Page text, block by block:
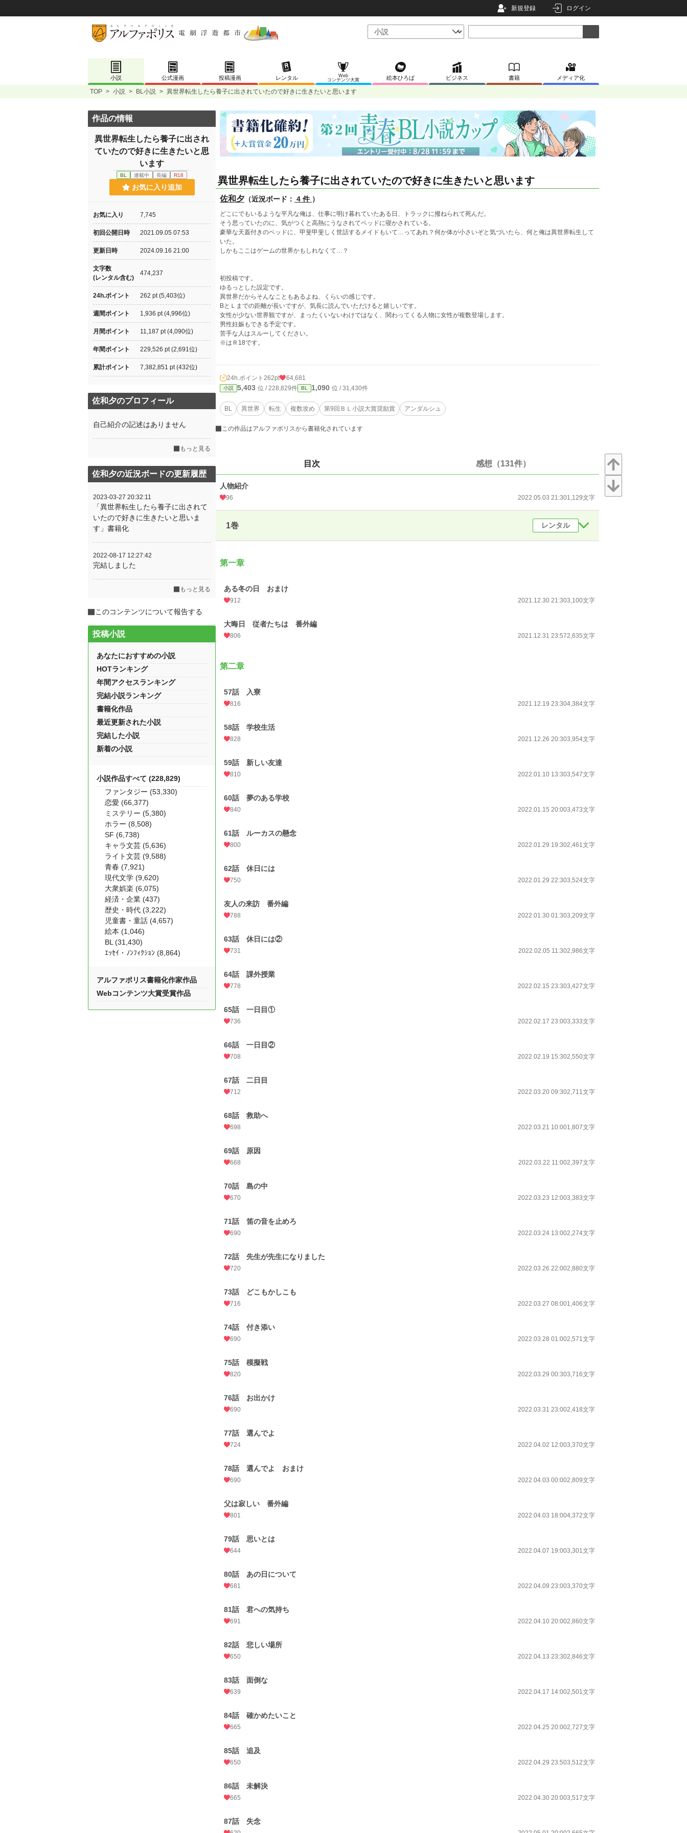
新規登録 ログイン
小説 公式漫画 投稿漫画 レンタル
Web
コンテンツ大賞
絵本ひろば ビジネス 書籍 メディア化
TOP > 小説 > BL小説 > 異世界転生したら養子に出されていたので好きに生きたいと思います
異世界転生したら養子に出されていたので好きに生きたいと思います
佐和夕 （近況ボード： 4 件 ）
どこにでもいるような平凡な俺は、仕事に明け暮れていたある日、トラックに撥ねられて死んだ。
そう思っていたのに、気がつくと高熱にうなされてベッドに寝かされている。
豪華な天蓋付きのベッドに、甲斐甲斐しく世話するメイドもいて…ってあれ？何か体が小さいぞと気づいたら、何と俺は異世界転生して
いた。
しかもここはゲームの世界かもしれなくて…？
初投稿です。
ゆるっとした設定です。
異世界だからそんなこともあるよね、くらいの感じです。
BとＬまでの距離が長いですが、気長に読んでいただけると嬉しいです。
女性が少ない世界観ですが、まったくいないわけではなく、関わってくる人物に女性が複数登場します。
男性妊娠もできる予定です。
苦手な人はスルーしてください。
※はＲ18です。
24h.ポイント 262pt 64,681
小説 5,403 位 / 228,829件 BL 1,090 位 / 31,430件
BL 異世界 転生 複数攻め 第9回ＢＬ小説大賞奨励賞 アンダルシュ
この作品はアルファポリスから書籍化されています
目次 感想（131件）
人物紹介
96 2022.05.03 21:301,129文字
1巻 レンタル
第一章
ある冬の日 おまけ
912 2021.12.30 21:303,100文字
大晦日 従者たちは 番外編
806 2021.12.31 23:572,635文字
第二章
57話 入寮
816 2021.12.19 23:304,384文字
58話 学校生活
828 2021.12.26 20:303,954文字
59話 新しい友達
810 2022.01.10 13:303,547文字
60話 夢のある学校
840 2022.01.15 20:003,473文字
61話 ルーカスの懸念
800 2022.01.29 19:302,461文字
62話 休日には
750 2022.01.29 22:303,524文字
友人の来訪 番外編
788 2022.01.30 01:303,209文字
63話 休日には②
731 2022.02.05 11:302,986文字
64話 課外授業
778 2022.02.15 23:303,427文字
65話 一日目①
736 2022.02.17 23:003,333文字
66話 一日目②
708 2022.02.19 15:302,550文字
67話 二日目
712 2022.03.20 09:302,711文字
68話 救助へ
698 2022.03.21 10:001,807文字
69話 原因
668 2022.03.22 11:002,397文字
70話 島の中
670 2022.03.23 12:003,383文字
71話 笛の音を止めろ
690 2022.03.24 13:002,274文字
72話 先生が先生になりました
720 2022.03.26 22:002,880文字
73話 どこもかしこも
716 2022.03.27 08:001,406文字
74話 付き添い
690 2022.03.28 01:002,571文字
75話 模擬戦
820 2022.03.29 00:303,716文字
76話 お出かけ
690 2022.03.31 23:002,418文字
77話 選んでよ
724 2022.04.02 12:003,370文字
78話 選んでよ おまけ
690 2022.04.03 00:002,809文字
父は寂しい 番外編
801 2022.04.03 18:004,372文字
79話 思いとは
644 2022.04.07 19:003,301文字
80話 あの日について
681 2022.04.09 23:003,370文字
81話 君への気持ち
691 2022.04.10 20:002,860文字
82話 悲しい場所
650 2022.04.13 23:302,846文字
83話 面倒な
639 2022.04.17 14:002,501文字
84話 確かめたいこと
665 2022.04.25 20:002,727文字
85話 追及
650 2022.04.29 23:503,512文字
86話 未解決
665 2022.04.30 20:003,517文字
87話 失念
作品の情報
異世界転生したら養子に出され
ていたので好きに生きたいと思
います
BL 連載中 長編 R18
お気に入り追加
お気に入り 7,745
初回公開日時 2021.09.05 07:53
更新日時 2024.09.16 21:00
文字数
(レンタル含む)
474,237
24h.ポイント 262 pt (5,403位)
週間ポイント 1,936 pt (4,996位)
月間ポイント 11,187 pt (4,090位)
年間ポイント 229,526 pt (2,691位)
累計ポイント 7,382,851 pt (432位)
佐和夕のプロフィール
自己紹介の記述はありません
もっと見る
佐和夕の近況ボードの更新履歴
2023-03-27 20:32:11
「異世界転生したら養子に出されて
いたので好きに生きたいと思いま
す」書籍化
2022-08-17 12:27:42
完結しました
もっと見る
このコンテンツについて報告する
投稿小説
あなたにおすすめの小説
HOTランキング
年間アクセスランキング
完結小説ランキング
書籍化作品
最近更新された小説
完結した小説
新着の小説
小説作品すべて (228,829)
ファンタジー (53,330)
恋愛 (66,377)
ミステリー (5,380)
ホラー (8,508)
SF (6,738)
キャラ文芸 (5,636)
ライト文芸 (9,588)
青春 (7,921)
現代文学 (9,620)
大衆娯楽 (6,075)
経済・企業 (437)
歴史・時代 (3,222)
児童書・童話 (4,657)
絵本 (1,046)
BL (31,430)
ｴｯｾｲ・ﾉﾝﾌｨｸｼｮﾝ (8,864)
アルファポリス書籍化作家作品
Webコンテンツ大賞受賞作品